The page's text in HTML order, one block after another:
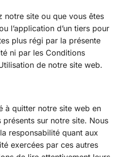
notre site ou que vous êtes
l’application d’un tiers pour
plus régi par la présente
ni par les Conditions
de notre site web.
à quitter notre site web en
sur notre site. Nous
responsabilité quant aux
exercées par ces autres